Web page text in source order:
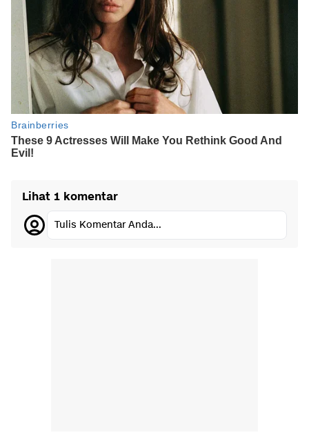
Lihat 1 komentar
Tulis Komentar Anda...